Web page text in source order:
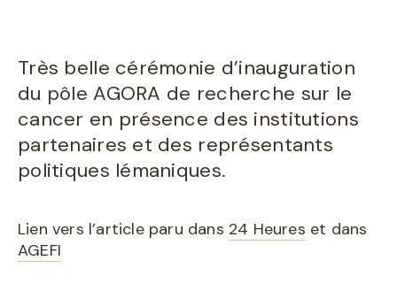
Très belle cérémonie d’inauguration
du pôle AGORA de recherche sur le
cancer en présence des institutions
partenaires et des représentants
politiques lémaniques.
Lien vers l’article paru dans 24 Heures et dans
AGEFI